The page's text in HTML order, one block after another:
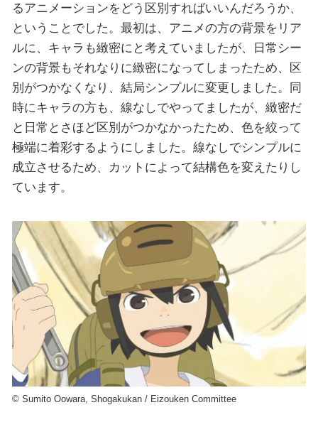
るアニメーションをどう区別すればいいんだろうか、
ということでした。最初は、アニメの方の背景をリア
ルに、キャラも緻密にと考えていましたが、日常シー
ンの背景もそれなりに緻密になってしまったため、区
別がつかなくなり、結局シンプルに変更しました。同
時にキャラの方も、線なしでやってましたが、緻密だ
と日常とさほど区別がつかなかったため、色を絞って
極端に着彩するようにしました。線なしでシンプルに
成立させるため、カットによって結構色を変えたりし
ています。
©︎ Sumito Oowara, Shogakukan / Eizouken Committee